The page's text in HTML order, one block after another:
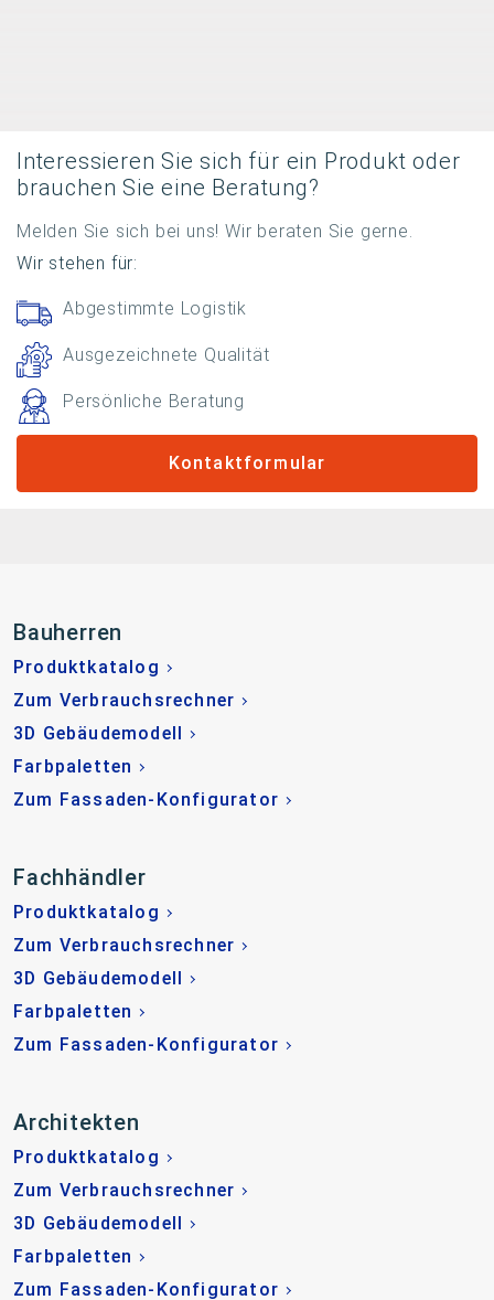
Interessieren Sie sich für ein Produkt oder
brauchen Sie eine Beratung?
Melden Sie sich bei uns! Wir beraten Sie gerne.
Wir stehen für:
Abgestimmte Logistik
Ausgezeichnete Qualität
Persönliche Beratung
Kontaktformular
Bauherren
Produktkatalog
Zum Verbrauchsrechner
3D Gebäudemodell
Farbpaletten
Zum Fassaden-Konfigurator
Fachhändler
Produktkatalog
Zum Verbrauchsrechner
3D Gebäudemodell
Farbpaletten
Zum Fassaden-Konfigurator
Architekten
Produktkatalog
Zum Verbrauchsrechner
3D Gebäudemodell
Farbpaletten
Zum Fassaden-Konfigurator